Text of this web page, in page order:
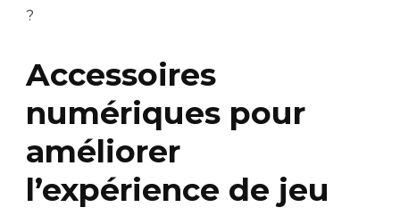
?
Accessoires
numériques pour
améliorer
l’expérience de jeu